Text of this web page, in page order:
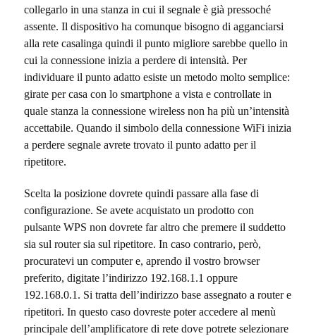
collegarlo in una stanza in cui il segnale è già pressoché
assente. Il dispositivo ha comunque bisogno di agganciarsi
alla rete casalinga quindi il punto migliore sarebbe quello in
cui la connessione inizia a perdere di intensità. Per
individuare il punto adatto esiste un metodo molto semplice:
girate per casa con lo smartphone a vista e controllate in
quale stanza la connessione wireless non ha più un’intensità
accettabile. Quando il simbolo della connessione WiFi inizia
a perdere segnale avrete trovato il punto adatto per il
ripetitore.
Scelta la posizione dovrete quindi passare alla fase di
configurazione. Se avete acquistato un prodotto con
pulsante WPS non dovrete far altro che premere il suddetto
sia sul router sia sul ripetitore. In caso contrario, però,
procuratevi un computer e, aprendo il vostro browser
preferito, digitate l’indirizzo 192.168.1.1 oppure
192.168.0.1. Si tratta dell’indirizzo base assegnato a router e
ripetitori. In questo caso dovreste poter accedere al menù
principale dell’amplificatore di rete dove potrete selezionare